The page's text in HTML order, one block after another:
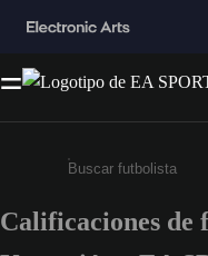
Ingresa un
Calificaciones de